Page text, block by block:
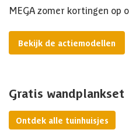
MEGA zomer kortingen op
Bekijk de actiemodellen
Gratis wandplankset
Ontdek alle tuinhuisjes